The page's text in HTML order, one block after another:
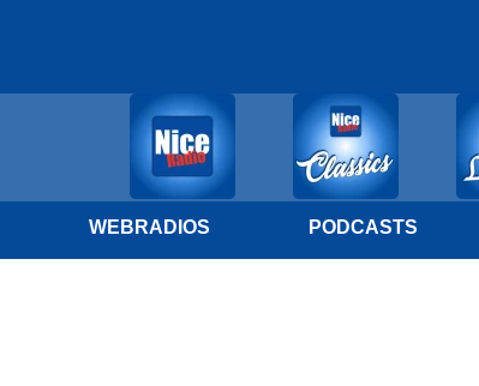
WEBRADIOS PODCASTS